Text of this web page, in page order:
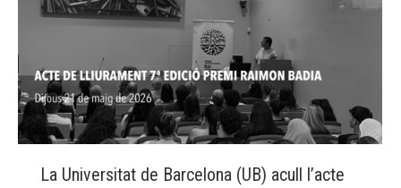
La Universitat de Barcelona (UB) acull l’acte